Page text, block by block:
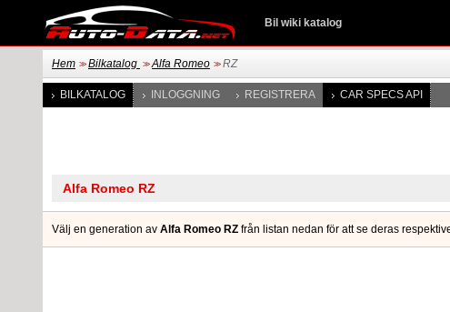
Bil wiki katalog
Hem >> Bilkatalog >> Alfa Romeo >> RZ
BILKATALOG INLOGGNING REGISTRERA CAR SPECS API
Välj en generation av Alfa Romeo RZ från listan nedan för att se deras